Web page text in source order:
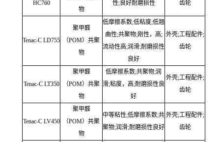
HC760
物
性;良好耐磨损性
齿轮
Tenac-C LD755
聚甲醛
（POM）共聚
物
低摩擦系数;低粘度;低翘
曲性;共聚物;刚性，高;
流动性高;润滑;耐磨损性
良好
外壳;工程配件;
齿轮
Tenac-C LT350
聚甲醛
（POM）共聚
物
低摩擦系数;共聚物;润
滑;粘度，高;耐磨损性良
好
外壳;工程配件;
齿轮
Tenac-C LV450
聚甲醛
（POM）共聚
物
中等粘性;低摩擦系数;共
聚物;润滑;耐磨损性良好
外壳;工程配件;
齿轮